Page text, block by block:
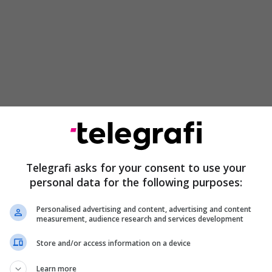
Talat Xhaferi tha se transparenca në punën e
ligjvënës në vend ka qenë zotim i tij personal
nga marrja e mandatit, ndërsa u shpreh I
diskursi që përdorin kohëve të fundit deputetët e
dallim nga ai që kanë përdorur në fillim të këtij
Telegrafi asks for your consent to use your
personal data for the following purposes:
Personalised advertising and content, advertising and content
measurement, audience research and services development
Store and/or access information on a device
Learn more